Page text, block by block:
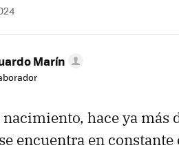
Marín
nacimiento, hace ya
encuentra en